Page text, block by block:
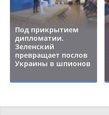
Под прикрытием
дипломатии.
Зеленский
превращает послов
Украины в шпионов